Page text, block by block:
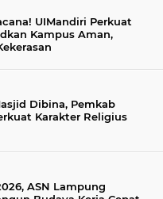
UIMandiri Perkuat
Kampus Aman,
Dibina, Pemkab
Karakter Religius
ASN Lampung